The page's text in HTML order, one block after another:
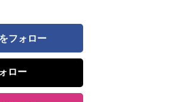
フォロー
ロー